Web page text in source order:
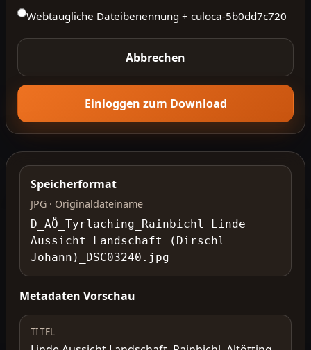
Webtaugliche Dateibenennung + culoca-5b0dd7c720
Abbrechen
Einloggen zum Download
Speicherformat
JPG · Originaldateiname
D_AÖ_Tyrlaching_Rainbichl Linde
Aussicht Landschaft (Dirschl
Johann)_DSC03240.jpg
Metadaten Vorschau
TITEL